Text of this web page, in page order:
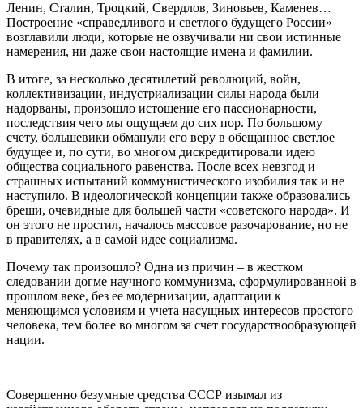
Ленин, Сталин, Троцкий, Свердлов, Зиновьев, Каменев…
Построение «справедливого и светлого будущего России»
возглавили люди, которые не озвучивали ни свои истинные
намерения, ни даже свои настоящие имена и фамилии.
В итоге, за несколько десятилетий революций, войн,
коллективизации, индустриализации силы народа были
надорваны, произошло истощение его пассионарности,
последствия чего мы ощущаем до сих пор. По большому
счету, большевики обманули его веру в обещанное светлое
будущее и, по сути, во многом дискредитировали идею
общества социального равенства. После всех невзгод и
страшных испытаний коммунистического изобилия так и не
наступило. В идеологической концепции также образовались
бреши, очевидные для большей части «советского народа». И
он этого не простил, началось массовое разочарование, но не
в правителях, а в самой идее социализма.
Почему так произошло? Одна из причин – в жестком
следовании догме научного коммунизма, сформулированной в
прошлом веке, без ее модернизации, адаптации к
меняющимся условиям и учета насущных интересов простого
человека, тем более во многом за счет государствообразующей
нации.
Совершенно безумные средства СССР изымал из